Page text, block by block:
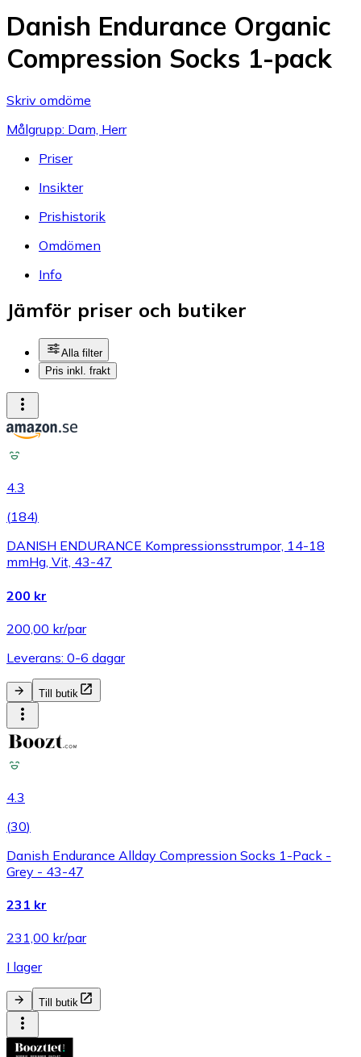
Danish Endurance Organic
Compression Socks 1-pack
Skriv omdöme
Målgrupp: Dam, Herr
Priser
Insikter
Prishistorik
Omdömen
Info
Jämför priser och butiker
Alla filter
Pris inkl. frakt
4.3
(184)
DANISH ENDURANCE Kompressionsstrumpor, 14-18
mmHg, Vit, 43-47
200 kr
200,00 kr/par
Leverans: 0-6 dagar
Till butik
4.3
(30)
Danish Endurance Allday Compression Socks 1-Pack -
Grey - 43-47
231 kr
231,00 kr/par
I lager
Till butik